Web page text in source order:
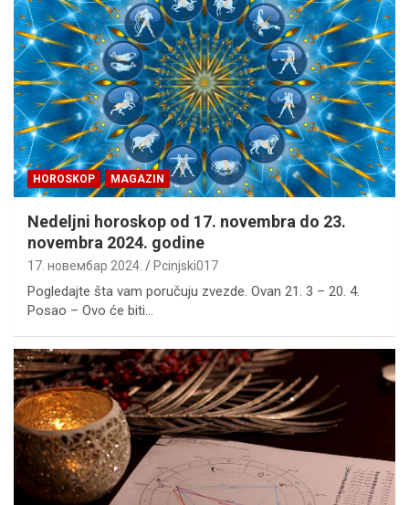
HOROSKOP MAGAZIN
Nedeljni horoskop od 17. novembra do 23.
novembra 2024. godine
17. новембар 2024. Pcinjski017
Pogledajte šta vam poručuju zvezde. Ovan 21. 3 – 20. 4.
Posao – Ovo će biti…